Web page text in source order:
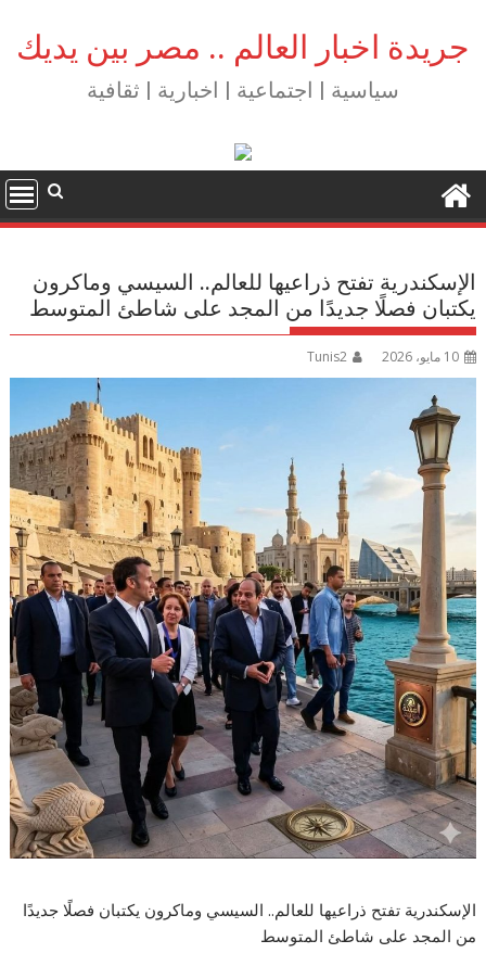
content
جريدة اخبار العالم .. مصر بين يديك
سياسية | اجتماعية | اخبارية | ثقافية
الإسكندرية تفتح ذراعيها للعالم.. السيسي وماكرون
يكتبان فصلًا جديدًا من المجد على شاطئ المتوسط
10 مايو، 2026 Tunis2
الإسكندرية تفتح ذراعيها للعالم.. السيسي وماكرون يكتبان فصلًا جديدًا
من المجد على شاطئ المتوسط